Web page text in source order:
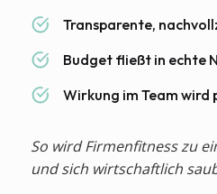
Transparente,
Budget fließt in echte
Wirkung im Team wird
So wird Firmenfitness zu
und sich wirtschaftlich